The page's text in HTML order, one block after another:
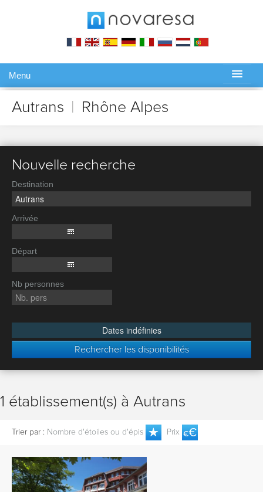
Menu
Gérer ma réservation
Autrans Rhône Alpes
Nouvelle recherche
Destination
Arrivée
Départ
Nb personnes
Dates indéfinies
Rechercher les disponibilités
1 établissement(s) à Autrans
Trier par : Nombre d'étoiles ou d'épis Prix